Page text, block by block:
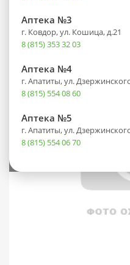
Аптека №3
г. Ковдор, ул. Кошица, д.21
8 (815) 353 32 03
Аптека №4
г. Апатиты, ул.
8 (815) 554 08 60
Аптека №5
г. Апатиты, ул.
8 (815) 554 06 70
день) Green 8.6/
(-4,00)